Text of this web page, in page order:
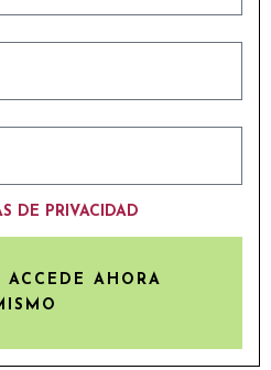
DE PRIVACIDAD
AHORA